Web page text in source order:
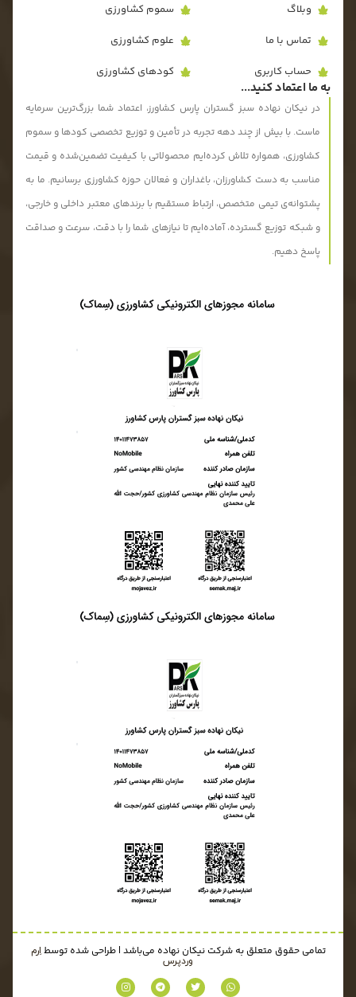
وبلاگ
تماس با ما
حساب کاربری
سموم کشاورزی
علوم کشاورزی
کودهای کشاورزی
به ما اعتماد کنید...
در نیکان نهاده سبز گستران پارس کشاورز، اعتماد شما بزرگ‌ترین سرمایه
ماست. با بیش از چند دهه تجربه در تأمین و توزیع تخصصی کودها و سموم
کشاورزی، همواره تلاش کرده‌ایم محصولاتی با کیفیت تضمین‌شده و قیمت
مناسب به دست کشاورزان، باغداران و فعالان حوزه کشاورزی برسانیم. ما به
پشتوانه‌ی تیمی متخصص، ارتباط مستقیم با برندهای معتبر داخلی و خارجی،
و شبکه توزیع گسترده، آماده‌ایم تا نیازهای شما را با دقت، سرعت و صداقت
پاسخ دهیم.
تمامی حقوق متعلق به شرکت نیکان نهاده می‌باشد | طراحی شده توسطاِرم
وردپرس